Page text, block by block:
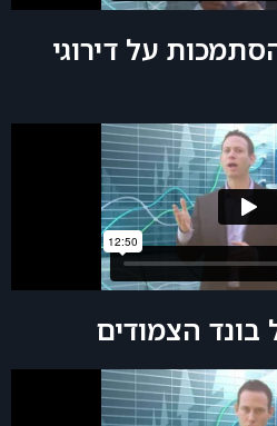
על דירוגי
הצמודים